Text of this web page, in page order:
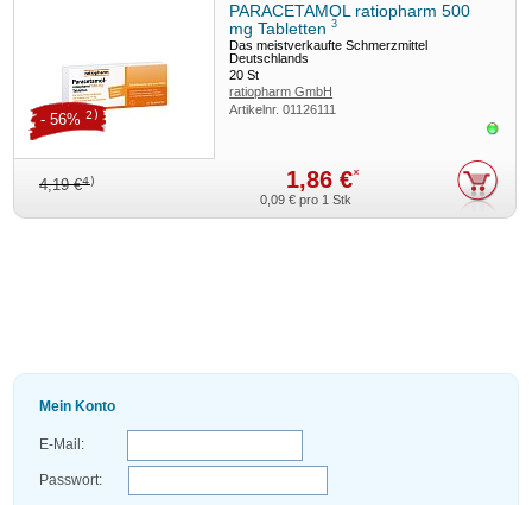
PARACETAMOL ratiopharm 500
mg Tabletten3
Das meistverkaufte Schmerzmittel
Deutschlands
20St
ratiopharm GmbH
Artikelnr.01126111
4,19 €4) 1,86 €*
- 56% 2)
0,09 € pro 1 Stk
Mein Konto
E-Mail:
Passwort: